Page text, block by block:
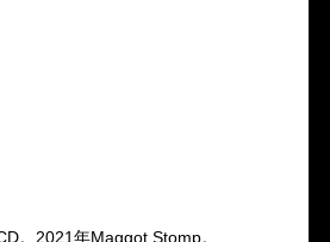
。2021年Maggot Stomp。